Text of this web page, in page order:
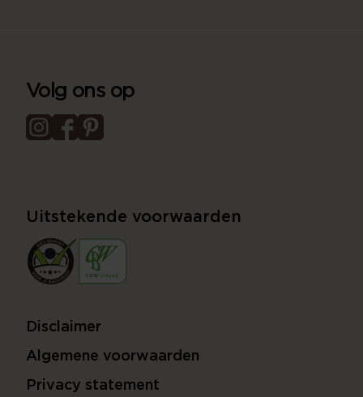
Volg ons op
Uitstekende voorwaarden
Disclaimer
Algemene voorwaarden
Privacy statement